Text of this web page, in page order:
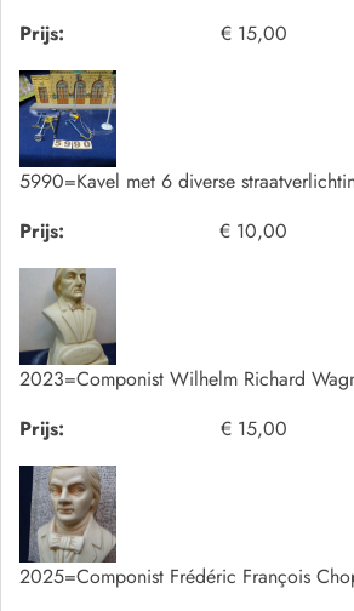
Prijs:
€ 15,00
5990=Kavel met 6 diverse
Prijs:
€ 10,00
2023=Componist Wilhelm Richard
Prijs:
€ 15,00
2025=Componist Frédéric François